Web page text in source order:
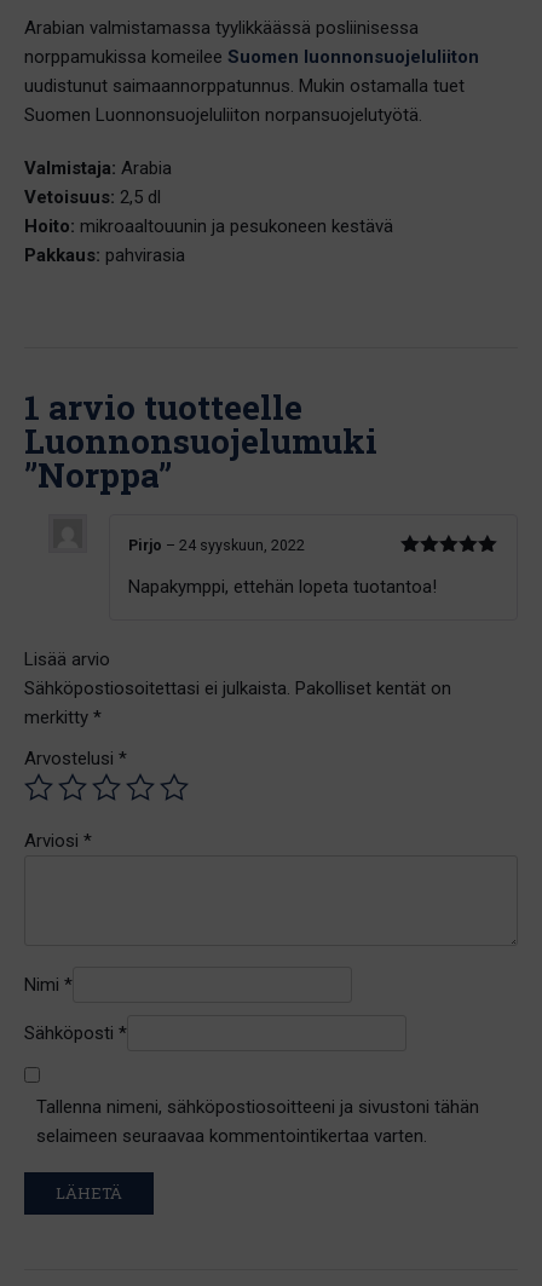
Arabian valmistamassa tyylikkäässä posliinisessa
norppamukissa komeilee Suomen luonnonsuojeluliiton
uudistunut saimaannorppatunnus. Mukin ostamalla tuet
Suomen Luonnonsuojeluliiton norpansuojelutyötä.
Valmistaja: Arabia
Vetoisuus: 2,5 dl
Hoito: mikroaaltouunin ja pesukoneen kestävä
Pakkaus: pahvirasia
1 arvio tuotteelle
Luonnonsuojelumuki
”Norppa”
tuotteesta:
Pirjo – 24 syyskuun, 2022
Napakymppi, ettehän lopeta tuotantoa!
Lisää arvio
Sähköpostiosoitettasi ei julkaista. Pakolliset kentät on
merkitty *
Arvostelusi *
Arviosi *
Nimi *
Sähköposti *
Tallenna nimeni, sähköpostiosoitteeni ja sivustoni tähän
selaimeen seuraavaa kommentointikertaa varten.